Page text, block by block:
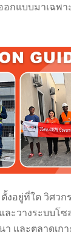
กแบบมาเฉพา
อยู่ที่ใด วิศวก
ะวางระบบโซ
และตลาดเกา